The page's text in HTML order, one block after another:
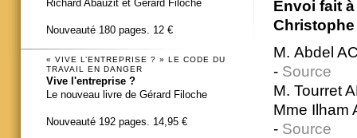
Envoi fait
M. Abdel
- Source
M. Tourret
Mme Ilham
- Source
Richard Abauzit et Gérard Filoche
Nouveauté 180 pages. 12 €
« VIVE L’ENTREPRISE ? » LE CODE DU
TRAVAIL EN DANGER
Vive l'entreprise ?
Le nouveau livre de Gérard Filoche
Nouveauté 192 pages. 14,95 €